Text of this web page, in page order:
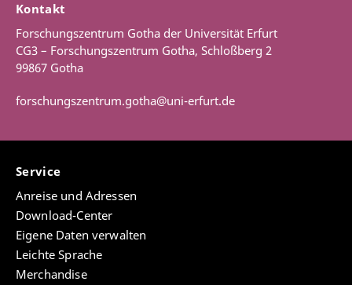
Kontakt
Forschungszentrum Gotha der Universität Erfurt
CG3 – Forschungszentrum Gotha, Schloßberg 2
99867 Gotha
forschungszentrum.gotha@uni-erfurt.de
Service
Anreise und Adressen
Download-Center
Eigene Daten verwalten
Leichte Sprache
Merchandise